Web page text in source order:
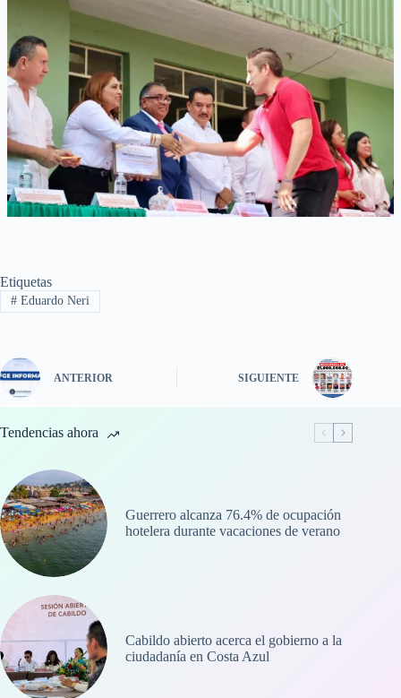
Etiquetas
#Eduardo Neri
ANTERIOR SIGUIENTE
Tendencias ahora
Guerrero alcanza 76.4% de ocupación
hotelera durante vacaciones de verano
Cabildo abierto acerca el gobierno a la
ciudadanía en Costa Azul